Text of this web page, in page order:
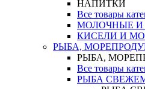
НАПИТКИ
Все товары
МОЛОЧНЫЕ
КИСЕЛИ И
РЫБА,
РЫБА,
Все товары
РЫБА